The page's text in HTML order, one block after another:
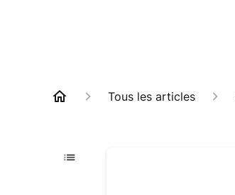
Tous les articles